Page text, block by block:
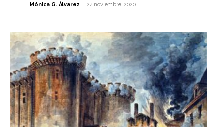
Mónica G. Álvarez - 24 noviembre, 2020